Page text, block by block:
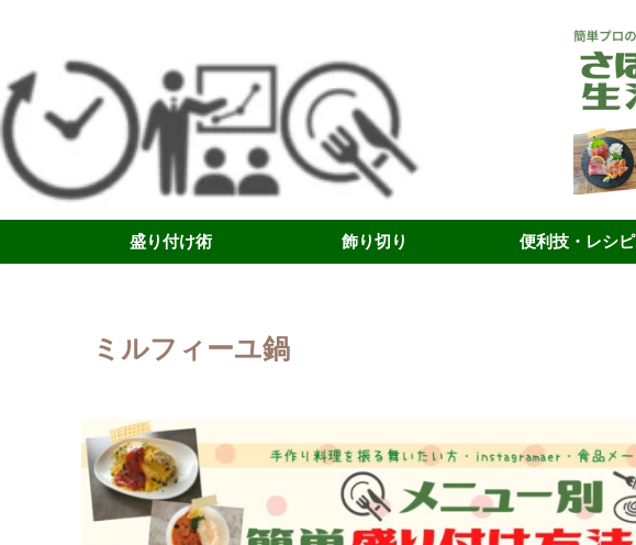
盛り付け術 飾り切り 便利技・レシピ
ミルフィーユ鍋